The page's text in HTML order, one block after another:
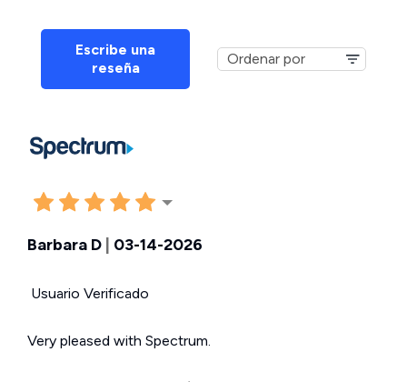
Escribe una
reseña
Barbara D 03-14-2026
Usuario Verificado
Very pleased with Spectrum.